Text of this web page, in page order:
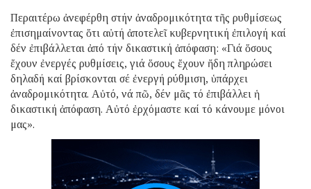
Περαιτέρω ἀνεφέρθη στήν ἀναδρομικότητα τῆς ρυθμίσεως
ἐπισημαίνοντας ὅτι αὐτή ἀποτελεῖ κυβερνητική ἐπιλογή καί
δέν ἐπιβάλλεται ἀπό τήν δικαστική ἀπόφαση: «Γιά ὅσους
ἔχουν ἐνεργές ρυθμίσεις, γιά ὅσους ἔχουν ἤδη πληρώσει
δηλαδή καί βρίσκονται σέ ἐνεργή ρύθμιση, ὑπάρχει
ἀναδρομικότητα. Αὐτό, νά πῶ, δέν μᾶς τό ἐπιβάλλει ἡ
δικαστική ἀπόφαση. Αὐτό ἐρχόμαστε καί τό κάνουμε μόνοι
μας».